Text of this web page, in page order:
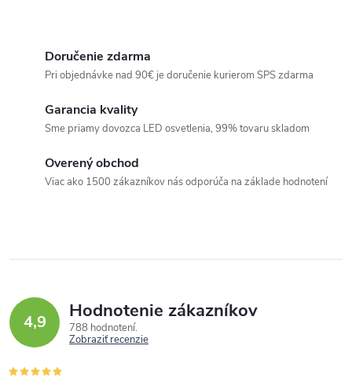
Doručenie zdarma
Pri objednávke nad 90€ je doručenie kurierom SPS zdarma
Garancia kvality
Sme priamy dovozca LED osvetlenia, 99% tovaru skladom
Overený obchod
Viac ako 1500 zákazníkov nás odporúča na základe hodnotení
4,9 Hodnotenie zákazníkov
788 hodnotení
Zobraziť recenzie